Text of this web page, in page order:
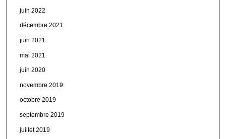
juin 2022
décembre 2021
juin 2021
mai 2021
juin 2020
novembre 2019
octobre 2019
septembre 2019
juillet 2019